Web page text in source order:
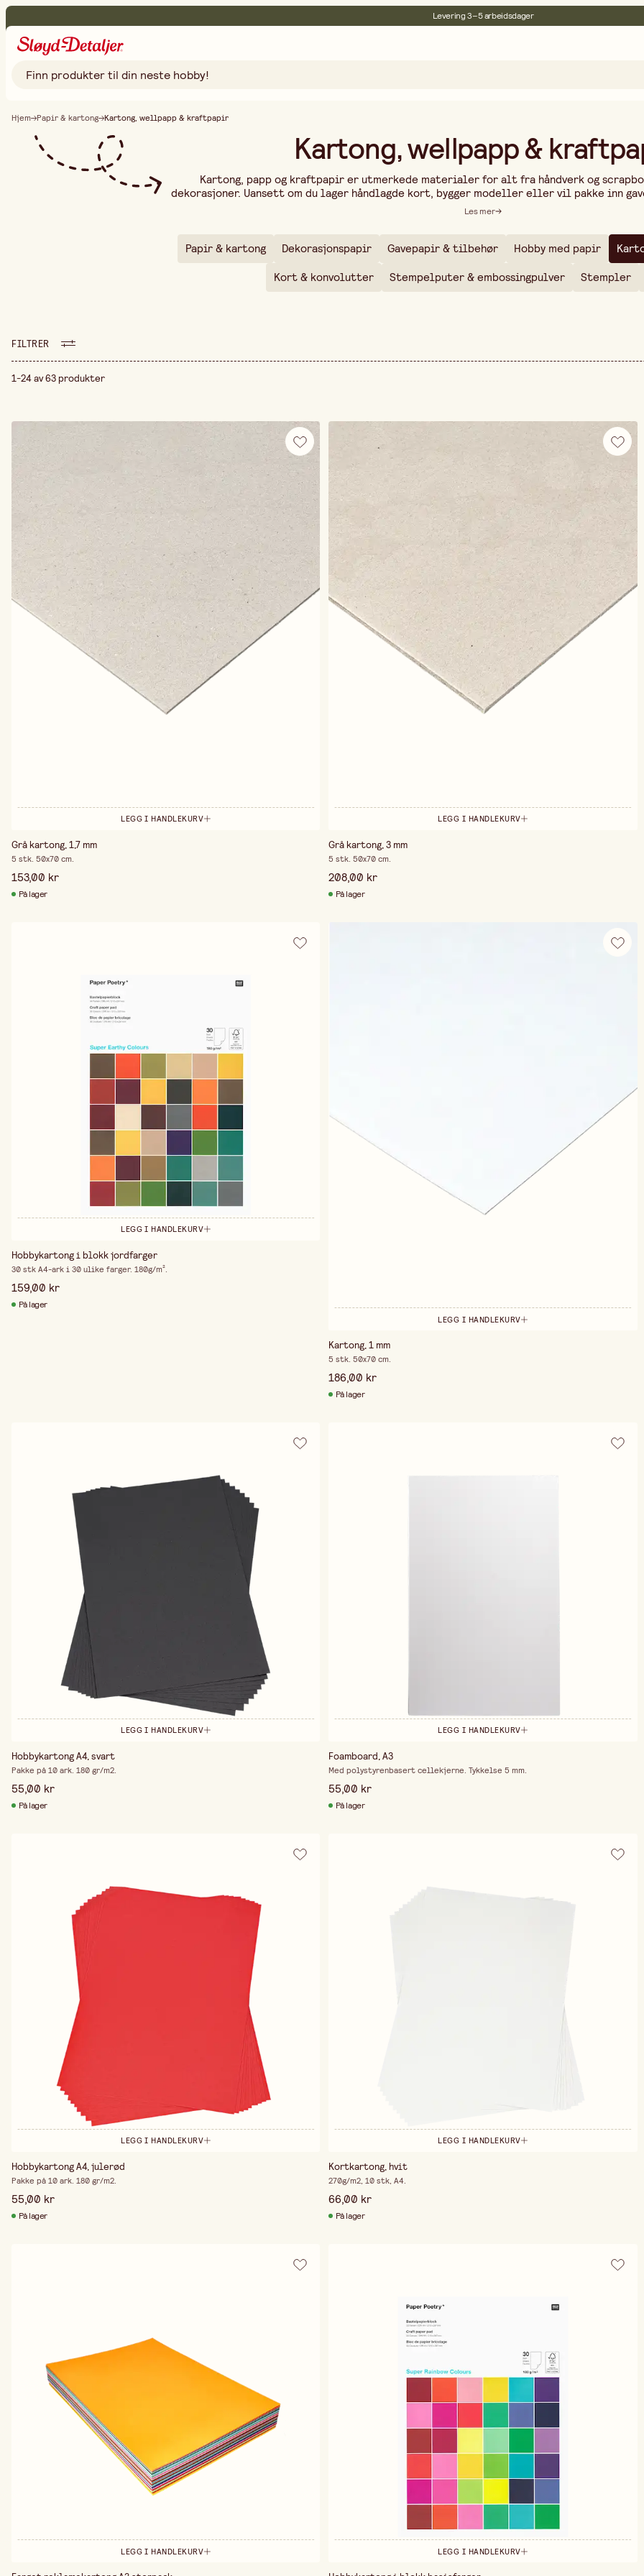
Levering 3–5 arbeidsdager
Hjem Papir & kartong Kartong, wellpapp & kraftpapir
Kartong, wellpapp &
Kartong, papp og kraftpapir er utmerkede materialer for alt fra håndverk og
dekorasjoner. Uansett om du lager håndlagde kort, bygger modeller eller vil pakke inn
følelse, har vi materialene som passer ditt prosjekt. I vårt sortiment finner du
modellbygging og beskyttende emballasje. Kraftpapir er både slitesterkt og
etiketter, bokomslag og kreative trykkeprosjekter. Med riktig papir og kartong kan
funksjonelle løsninger. Utforsk vårt utvalg og finn materialene som passer ditt
Les mer
Papir & kartong Dekorasjonspapir Gavepapir & tilbehør Hobby med papir
Kort & konvolutter
Stempelputer & embossingpulver Stempler
FILTRER
1-24 av 63 produkter
LEGG I HANDLEKURV
Grå kartong, 1,7 mm
5 stk. 50x70 cm.
153,00 kr
På lager
LEGG I HANDLEKURV
Grå kartong, 3 mm
5 stk. 50x70 cm.
208,00 kr
På lager
LEGG I HANDLEKURV
Hobbykartong i blokk jordfarger
30 stk A4-ark i 30 ulike farger. 180g/m².
159,00 kr
På lager
LEGG I HANDLEKURV
Kartong, 1 mm
5 stk. 50x70 cm.
186,00 kr
På lager
LEGG I HANDLEKURV
Hobbykartong A4, svart
Pakke på 10 ark. 180 gr/m2.
55,00 kr
På lager
LEGG I HANDLEKURV
Foamboard, A3
Med polystyrenbasert cellekjerne. Tykkelse 5 mm.
55,00 kr
På lager
LEGG I HANDLEKURV
Hobbykartong A4, julerød
Pakke på 10 ark. 180 gr/m2.
55,00 kr
På lager
LEGG I HANDLEKURV
Kortkartong, hvit
270g/m2, 10 stk, A4.
66,00 kr
På lager
LEGG I HANDLEKURV LEGG I HANDLEKURV